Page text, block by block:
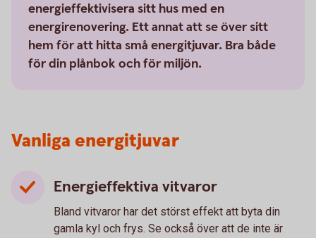
energieffektivisera sitt hus med en
energirenovering. Ett annat att se över sitt
hem för att hitta små energitjuvar. Bra både
för din plånbok och för miljön.
Vanliga energitjuvar
Energieffektiva vitvaror
Bland vitvaror har det störst effekt att byta din
gamla kyl och frys. Se också över att de inte är